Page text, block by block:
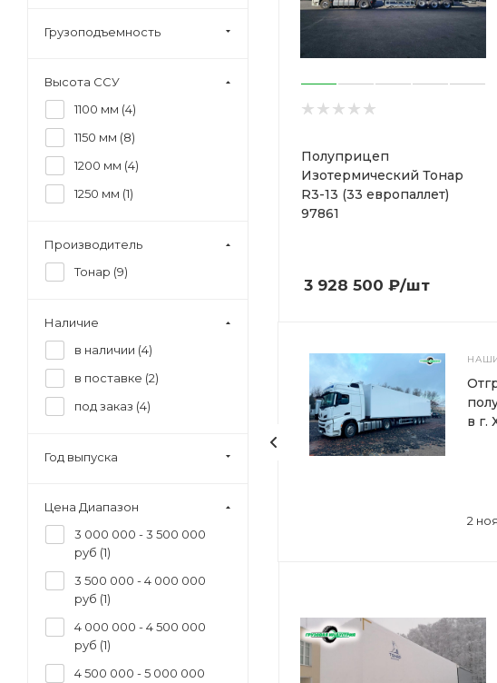
Полуприцеп
Изотермический Тонар
R3-13 (33 европаллет)
97861
3 928 500 ₽/шт
2
в г.
Грузоподъемность
Высота ССУ
1100 мм (4)
1150 мм (8)
1200 мм (4)
1250 мм (1)
Производитель
Тонар (9)
Наличие
в наличии (4)
в поставке (2)
под заказ (4)
Год выпуска
Цена Диапазон
3 000 000 - 3 500 000
руб (1)
3 500 000 - 4 000 000
руб (1)
4 000 000 - 4 500 000
руб (1)
4 500 000 - 5 000 000